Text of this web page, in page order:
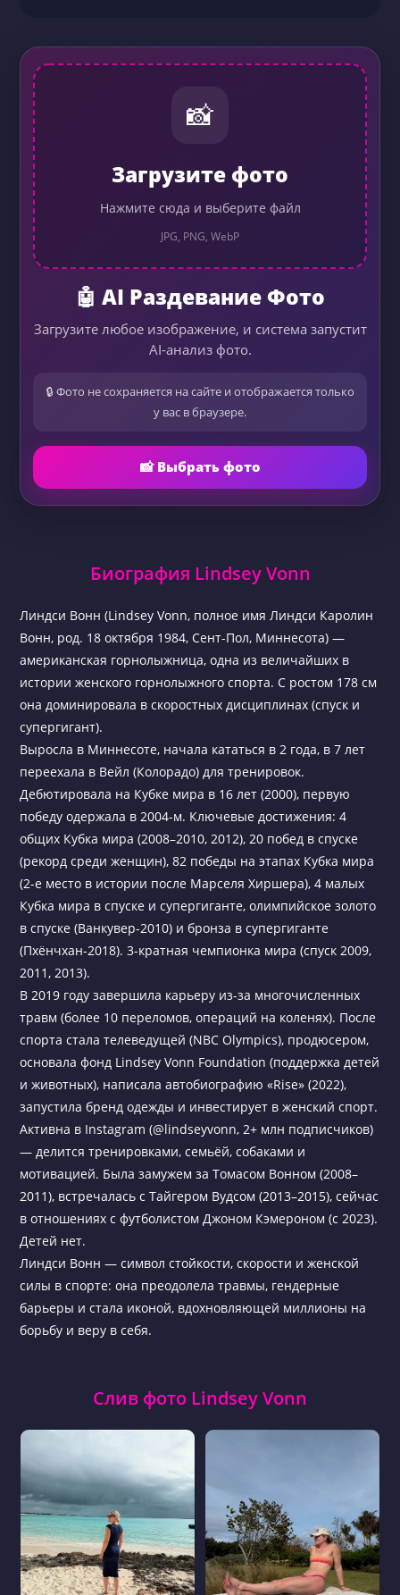
📸
Загрузите фото
Нажмите сюда и выберите файл
JPG, PNG, WebP
🤖 AI Раздевание Фото
Загрузите любое изображение, и система запустит
AI-анализ фото.
🔒 Фото не сохраняется на сайте и отображается только
у вас в браузере.
📸 Выбрать фото
Биография Lindsey Vonn
Линдси Вонн (Lindsey Vonn, полное имя Линдси Каролин
Вонн, род. 18 октября 1984, Сент-Пол, Миннесота) —
американская горнолыжница, одна из величайших в
истории женского горнолыжного спорта. С ростом 178 см
она доминировала в скоростных дисциплинах (спуск и
супергигант).
Выросла в Миннесоте, начала кататься в 2 года, в 7 лет
переехала в Вейл (Колорадо) для тренировок.
Дебютировала на Кубке мира в 16 лет (2000), первую
победу одержала в 2004-м. Ключевые достижения: 4
общих Кубка мира (2008–2010, 2012), 20 побед в спуске
(рекорд среди женщин), 82 победы на этапах Кубка мира
(2-е место в истории после Марселя Хиршера), 4 малых
Кубка мира в спуске и супергиганте, олимпийское золото
в спуске (Ванкувер-2010) и бронза в супергиганте
(Пхёнчхан-2018). 3-кратная чемпионка мира (спуск 2009,
2011, 2013).
В 2019 году завершила карьеру из-за многочисленных
травм (более 10 переломов, операций на коленях). После
спорта стала телеведущей (NBC Olympics), продюсером,
основала фонд Lindsey Vonn Foundation (поддержка детей
и животных), написала автобиографию «Rise» (2022),
запустила бренд одежды и инвестирует в женский спорт.
Активна в Instagram (@lindseyvonn, 2+ млн подписчиков)
— делится тренировками, семьёй, собаками и
мотивацией. Была замужем за Томасом Вонном (2008–
2011), встречалась с Тайгером Вудсом (2013–2015), сейчас
в отношениях с футболистом Джоном Кэмероном (с 2023).
Детей нет.
Линдси Вонн — символ стойкости, скорости и женской
силы в спорте: она преодолела травмы, гендерные
барьеры и стала иконой, вдохновляющей миллионы на
борьбу и веру в себя.
Слив фото Lindsey Vonn